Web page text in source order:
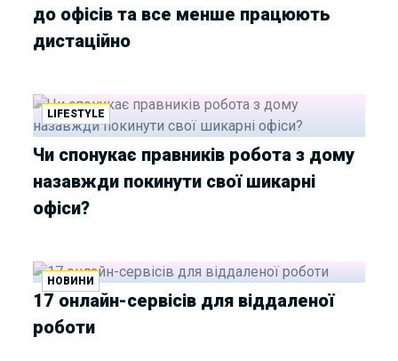
до офісів та все менше працюють
дистаційно
LIFESTYLE
Чи спонукає правників робота з дому
назавжди покинути свої шикарні
офіси?
НОВИНИ
17 онлайн-сервісів для віддаленої
роботи